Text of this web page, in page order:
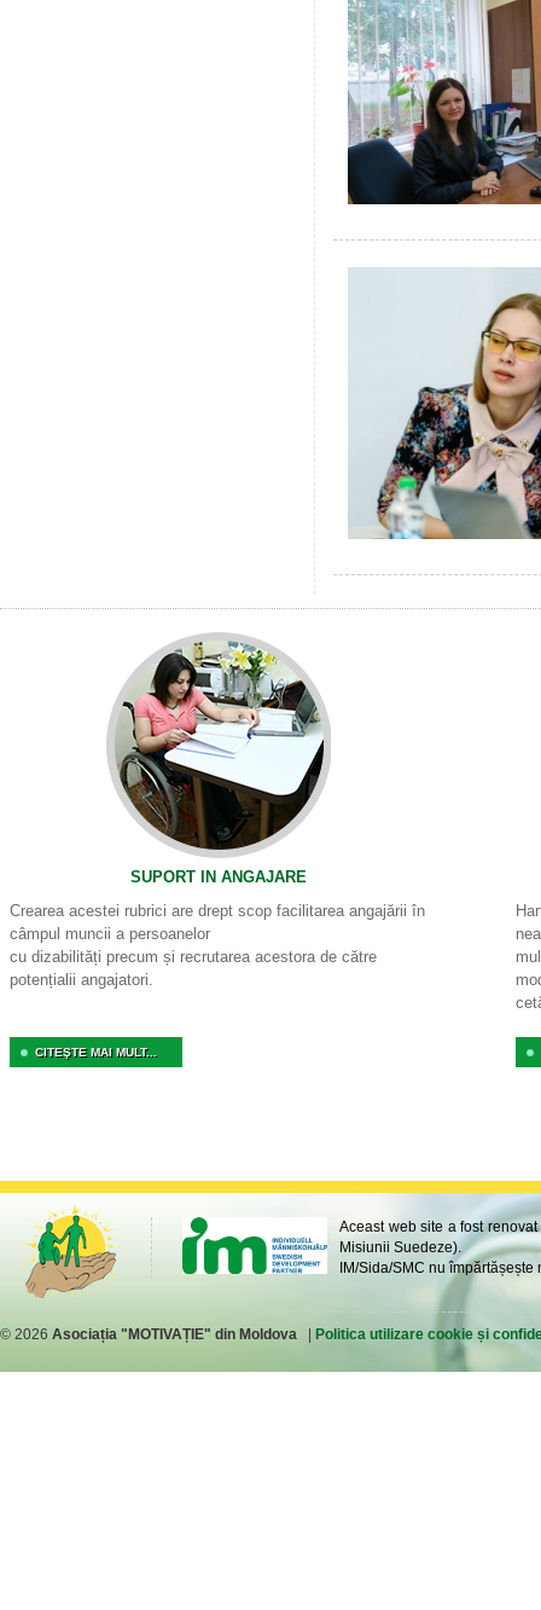
SUPORT IN ANGAJARE
Crearea acestei rubrici are drept scop facilitarea angajării în
câmpul muncii a persoanelor
cu dizabilități precum și recrutarea acestora de către
potențialii angajatori.
CITEŞTE MAI MULT...
Aceast web site a fost
Misiunii Suedeze).
IM/Sida/SMC nu
© 2026 Asociația "MOTIVAȚIE" din Moldova Politica utilizare cookie și